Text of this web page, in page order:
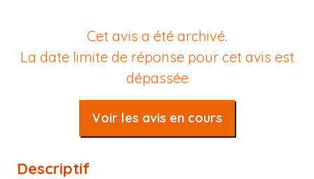
Cet avis a été archivé.
La date limite de réponse pour cet avis est
dépassée
Voir les avis en cours
Descriptif